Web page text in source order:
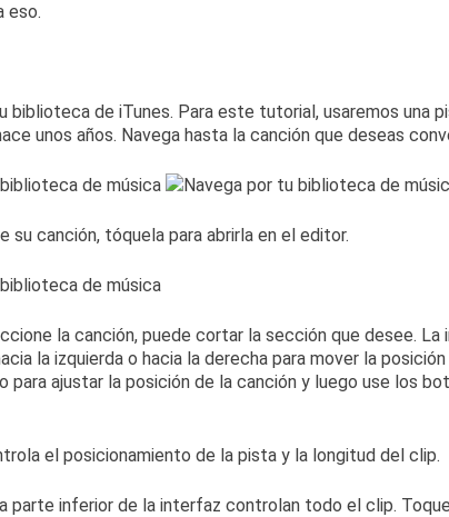
eso.
biblioteca de iTunes. Para este tutorial, usaremos una
unos años. Navega hasta la canción que deseas
su canción, tóquela para abrirla en el editor.
la canción, puede cortar la sección que desee. La
la izquierda o hacia la derecha para mover la
para ajustar la posición de la canción y luego use los
parte inferior de la interfaz controlan todo el clip.